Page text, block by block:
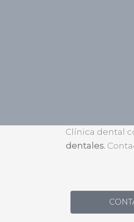
Clínica dental
dentales.